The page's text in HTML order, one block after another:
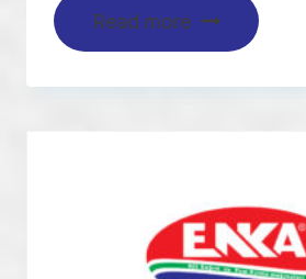
Read more